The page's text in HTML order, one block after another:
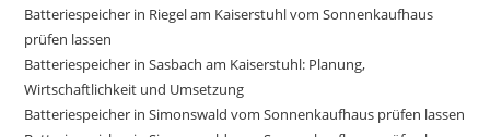
Batteriespeicher in Riegel am Kaiserstuhl vom Sonnenkaufhaus
prüfen lassen
Batteriespeicher in Sasbach am Kaiserstuhl: Planung,
Wirtschaftlichkeit und Umsetzung
Batteriespeicher in Simonswald vom Sonnenkaufhaus prüfen lassen